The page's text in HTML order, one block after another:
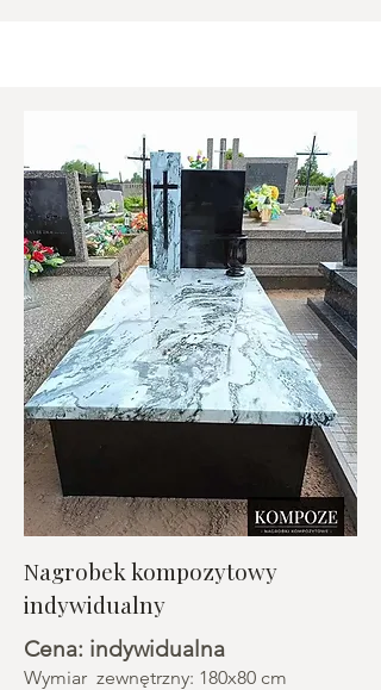
Nagrobek kompozytowy
indywidualny
Cena: indywidualna
Wymiar zewnętrzny: 180x80 cm